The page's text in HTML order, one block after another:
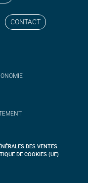
CONTACT
DES VENTES
DE COOKIES (UE)